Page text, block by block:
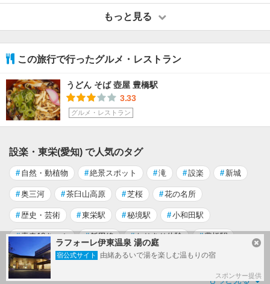
もっと見る
この旅行で行ったグルメ・レストラン
うどん そば 壺屋 豊橋駅
3.33
グルメ・レストラン
設楽・東栄(愛知) で人気のタグ
# 自然・動植物 #絶景スポット #滝 #設楽 # 新城
#奥三河 #茶臼山高原 #芝桜 #花の名所
# 歴史・芸術 #東栄駅 #秘境駅 #小和田駅
#青春18きっぷ #飯田線 #なりきり体験 #豊橋駅
#新城駅 #大垣駅 #中部天竜駅
もっと見る
ラフォーレ伊東温泉 湯の庭
宿公式サイト 由緒あるいで湯を楽しむ温もりの宿
スポンサー提供